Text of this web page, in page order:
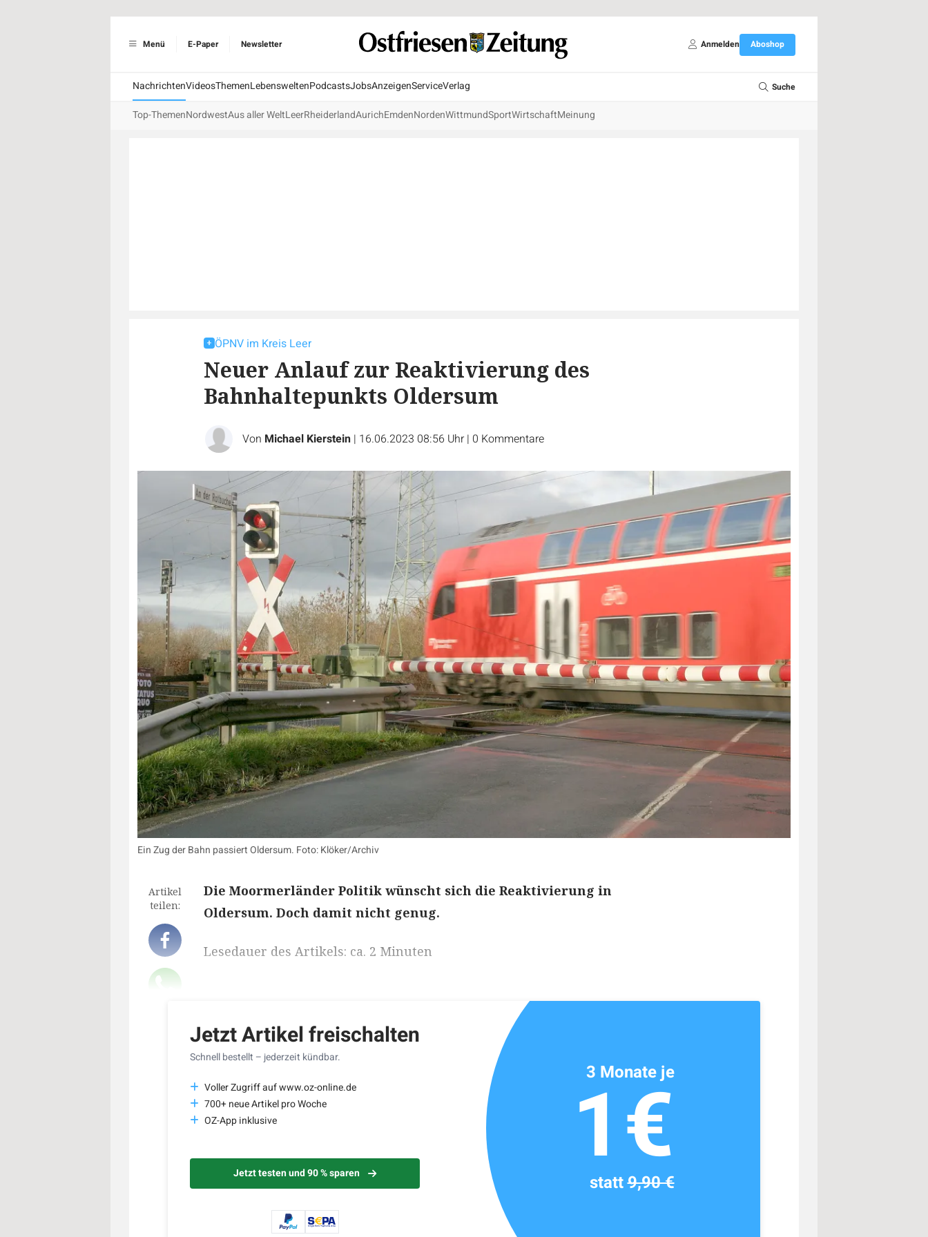
Menü E-Paper Newsletter Anmelden Aboshop
NachrichtenVideosThemenLebensweltenPodcastsJobsAnzeigenServiceVerlag Suche
Top-ThemenNordwestAus aller WeltLeerRheiderlandAurichEmdenNordenWittmundSportWirtschaftMeinung
ÖPNV im Kreis Leer
Neuer Anlauf zur Reaktivierung des
Bahnhaltepunkts Oldersum
Von Michael Kierstein | 16.06.2023 08:56 Uhr | 0 Kommentare
Ein Zug der Bahn passiert Oldersum. Foto: Klöker/Archiv
Artikel
teilen:
Die Moormerländer Politik wünscht sich die Reaktivierung in
Oldersum. Doch damit nicht genug.
Lesedauer des Artikels: ca. 2 Minuten
Jetzt Artikel freischalten
Schnell bestellt – jederzeit kündbar.
Voller Zugriff auf www.oz-online.de
700+ neue Artikel pro Woche
OZ-App inklusive
Jetzt testen und 90 % sparen
3 Monate je
1€
statt9,90 €